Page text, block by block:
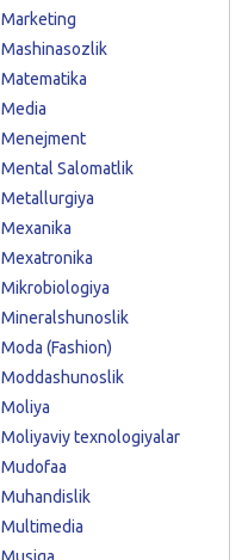
Marketing
Mashinasozlik
Matematika
Media
Menejment
Mental Salomatlik
Metallurgiya
Mexanika
Mexatronika
Mikrobiologiya
Mineralshunoslik
Moda (Fashion)
Moddashunoslik
Moliya
Moliyaviy texnologiyalar
Mudofaa
Muhandislik
Multimedia